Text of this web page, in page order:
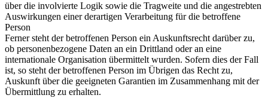
über die involvierte Logik sowie die Tragweite und die angestrebten
Auswirkungen einer derartigen Verarbeitung für die betroffene
Person
Ferner steht der betroffenen Person ein Auskunftsrecht darüber zu,
ob personenbezogene Daten an ein Drittland oder an eine
internationale Organisation übermittelt wurden. Sofern dies der Fall
ist, so steht der betroffenen Person im Übrigen das Recht zu,
Auskunft über die geeigneten Garantien im Zusammenhang mit der
Übermittlung zu erhalten.